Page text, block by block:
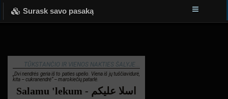
Surask savo pasaką
TŪKSTANČIO IR VIENOS NAKTIES ŠALYJE...
„Dvi nendrės geria iš to paties upelio. Viena iš jų tuščiavidurė,
kita – cukranendrė“ – marokiečių patarlė.
Salamu 'lekum - اسلا عليكم